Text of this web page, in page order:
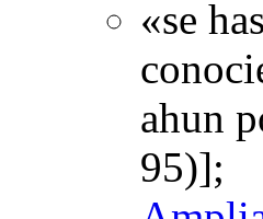
«se
ahun
95)];